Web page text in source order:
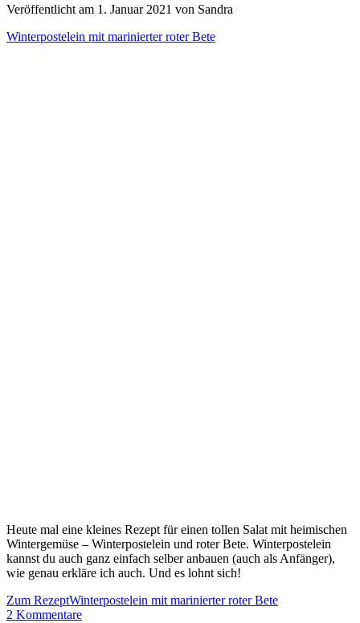
Veröffentlicht am 1. Januar 2021 von Sandra
Winterpostelein mit marinierter roter Bete
Heute mal eine kleines Rezept für einen tollen Salat mit heimischen
Wintergemüse – Winterpostelein und roter Bete. Winterpostelein
kannst du auch ganz einfach selber anbauen (auch als Anfänger),
wie genau erkläre ich auch. Und es lohnt sich!
Zum RezeptWinterpostelein mit marinierter roter Bete
2 Kommentare